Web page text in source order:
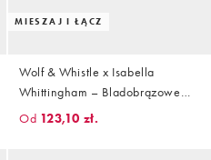
MIESZAJ I ŁĄCZ
Wolf & Whistle x Isabella
Whittingham – Bladobrązowe
bikini w panterkę
Od 123,10 zł.